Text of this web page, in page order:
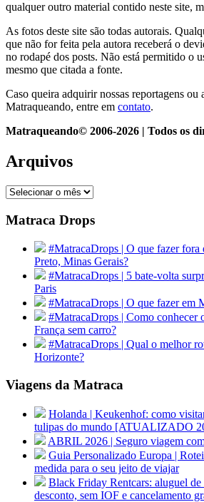
qualquer outro material contido neste site,
As fotos deste site são todas autorais.
que não for feita pela autora receberá o
no rodapé dos posts. Não está permitido o
mesmo que citada a fonte.
Caso queira adquirir nossas reportagens ou
Matraqueando, entre em contato.
Matraqueando© 2006-2026 | Todos os
Arquivos
Arquivos
Matraca Drops
#MatracaDrops | O que fazer
Preto, Minas Gerais?
#MatracaDrops | 5 bate-volta
Paris
#MatracaDrops | O que fazer em
#MatracaDrops | Como conhecer
França sem carro?
#MatracaDrops | Qual o melhor
Horizonte?
Viagens da Matraca
Holanda | Keukenhof: como
tulipas do mundo [ATUALIZADO
ABRIL 2026 | Seguro viagem
Guia Personalizado Europa |
medida para o seu jeito de viajar
Black Friday Rentcars: aluguel
desconto, sem IOF e cancelamento